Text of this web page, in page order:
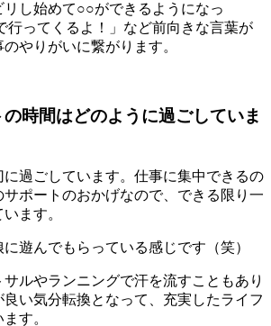
し始めて○○ができるようになっ
行ってくるよ！」など前向きな言葉が
やりがいに繋がります。
時間はどのように過ごしていま
過ごしています。仕事に集中できるの
サポートのおかげなので、できる限り一
ます。
遊んでもらっている感じです（笑）
ルやランニングで汗を流すこともあり
良い気分転換となって、充実したライフ
す。